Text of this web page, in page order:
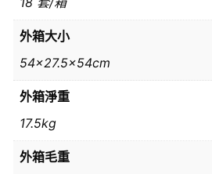
外箱大小
54×27.5x54cm
外箱淨重
17.5kg
外箱毛重